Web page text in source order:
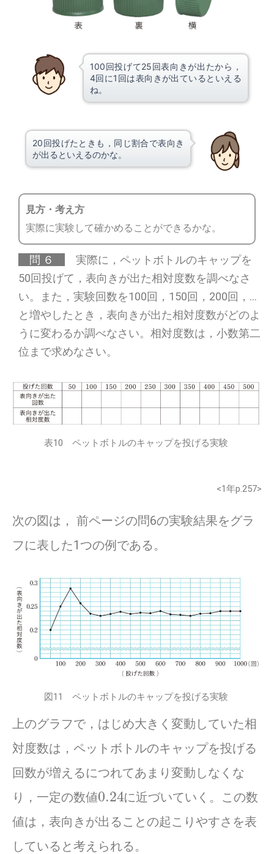
100回投げて25回表向きが出たから，
4回に1回は表向きが出ているといえる
ね。
20回投げたときも，同じ割合で表向き
が出るといえるのかな。
見方・考え方
実際に実験して確かめることができるかな。
問 ６
実際に，ペットボトルのキャップを
50回投げて，表向きが出た相対度数を調べなさ
い。また，実験回数を100回，150回，200回，…
と増やしたとき，表向きが出た相対度数がどのよ
うに変わるか調べなさい。相対度数は，小数第二
位まで求めなさい。
表10 ペットボトルのキャップを投げる実験
<1年p.257>
次の図は， 前ページの問6の実験結果をグラ
フに表した1つの例である。
図11 ペットボトルのキャップを投げる実験
上のグラフで，はじめ大きく変動していた相
対度数は，ペットボトルのキャップを投げる
回数が増えるにつれてあまり変動しなくな
り，一定の数値0.24に近づいていく。この数
値は，表向きが出ることの起こりやすさを表
していると考えられる。